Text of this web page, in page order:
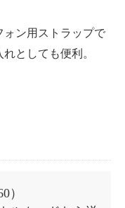
ォン用ストラップで
としても便利。
）